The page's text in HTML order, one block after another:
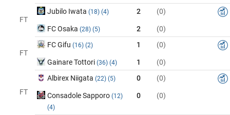
FT
Jubilo Iwata (18) (4) 2 (0)
FC Osaka (28) (5) 2 (0)
FT
FC Gifu (16) (2) 1 (0)
Gainare Tottori (36) (4) 1 (0)
FT
Albirex Niigata (22) (5) 0 (0)
Consadole Sapporo (12)
(4)
0 (0)